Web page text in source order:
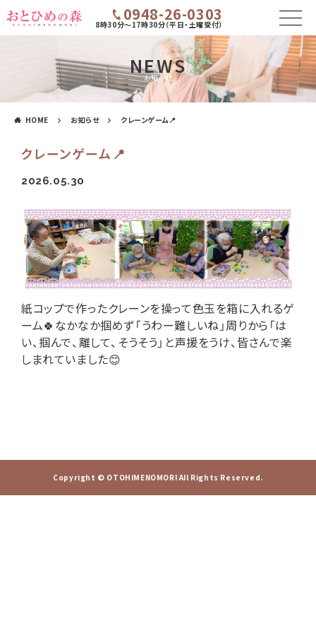
0948-26-0303
8時30分～17時30分（平日・土曜受付）
NEWS
お知らせ
HOME お知らせ クレーンゲーム📍
クレーンゲーム📍
2026.05.30
紙コップで作ったクレーンを操って色玉を箱に入れるゲ
ーム🍀なかなか掴めず「うわー難しいね」周りから「は
い、掴んで、離して、そうそう」と声援をうけ、皆さんで楽
しまれていました😊
Copyright © OTOHIMENOMORI All Rights Reserved.